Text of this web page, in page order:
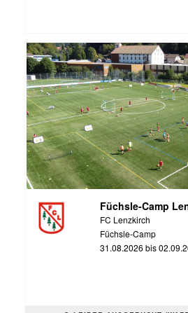
Füchsle-Camp
FC Lenzkirch
Füchsle-Camp
31.08.2026 bis